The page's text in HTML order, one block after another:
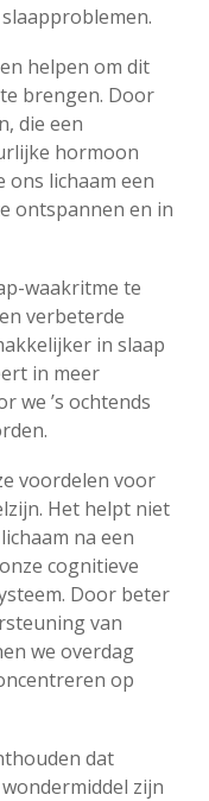
helpen om dit
brengen. Door
die een
hormoon
lichaam een
ontspannen en in
waakritme te
verbeterde
in slaap
in meer
we ’s ochtends
voordelen voor
Het helpt niet
na een
cognitieve
Door beter
van
we overdag
op
dat
zijn